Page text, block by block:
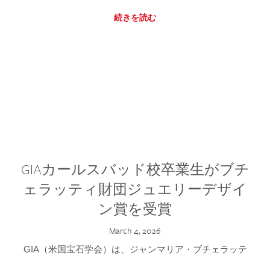
続きを読む
GIAカールスバッド校卒業生がブチ
ェラッティ財団ジュエリーデザイ
ン賞を受賞
March 4, 2026
GIA（米国宝石学会）は、ジャンマリア・ブチェラッテ